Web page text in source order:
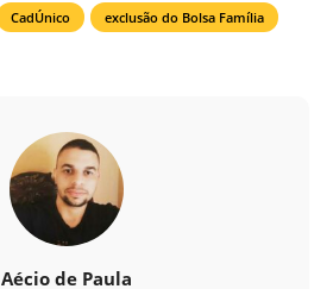
CadÚnico exclusão do Bolsa Família
Aécio de Paula